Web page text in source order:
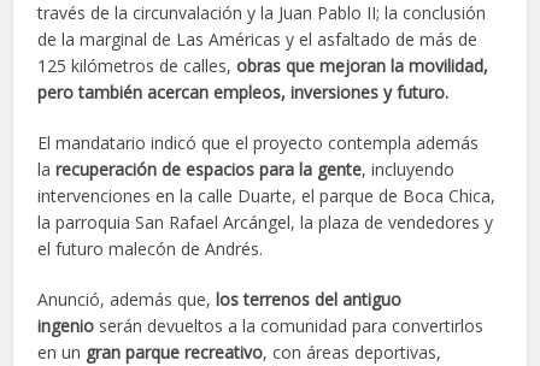
través de la circunvalación y la Juan Pablo II; la conclusión
de la marginal de Las Américas y el asfaltado de más de
125 kilómetros de calles,obras que mejoran la movilidad,
pero también acercan empleos, inversiones y futuro.
El mandatario indicó que el proyecto contempla además
larecuperación de espacios para la gente, incluyendo
intervenciones en la calle Duarte, el parque de Boca Chica,
la parroquia San Rafael Arcángel, la plaza de vendedores y
el futuro malecón de Andrés.
Anunció, además que, los terrenos del antiguo
ingenio serán devueltos a la comunidad para convertirlos
en un gran parque recreativo, con áreas deportivas,